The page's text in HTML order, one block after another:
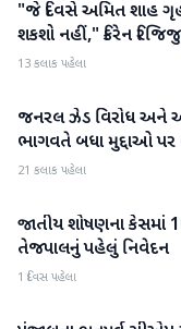
રાજકારણ
"જે દિવસે અમિત શાહ
શકશો નહીં," કિરેન
13 કલાક પહેલા
રાજકારણ
જનરલ ઝેડ વિરોધ અને
ભાગવતે બધા મુદ્દાઓ પર
21 કલાક પહેલા
રાજકારણ
જાતીય શોષણના કેસમાં
તેજપાલનું પહેલું નિવેદન
1 દિવસ પહેલા